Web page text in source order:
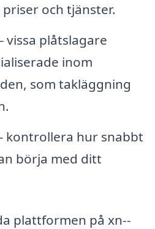
och tjänster.
vissa plåtslagare
inom
som takläggning
kontrollera hur snabbt
börja med ditt
plattformen på xn--